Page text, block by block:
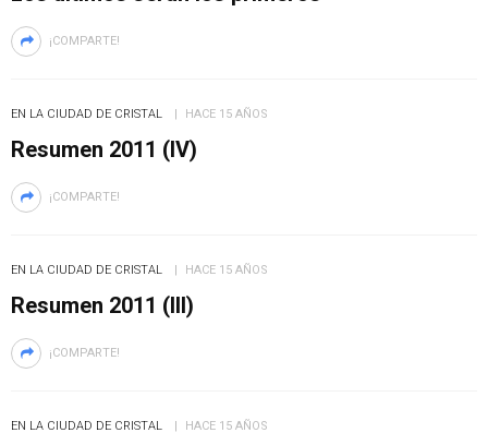
¡COMPARTE!
EN LA CIUDAD DE CRISTAL HACE 15 AÑOS
Resumen 2011 (IV)
¡COMPARTE!
EN LA CIUDAD DE CRISTAL HACE 15 AÑOS
Resumen 2011 (III)
¡COMPARTE!
EN LA CIUDAD DE CRISTAL HACE 15 AÑOS